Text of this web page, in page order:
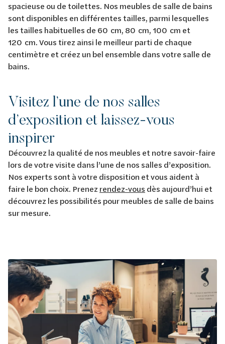
spacieuse ou de toilettes. Nos meubles de salle de bains
sont disponibles en différentes tailles, parmi lesquelles
les tailles habituelles de 60 cm, 80 cm, 100 cm et
120 cm. Vous tirez ainsi le meilleur parti de chaque
centimètre et créez un bel ensemble dans votre salle de
bains.
Visitez l’une de nos salles
d’exposition et laissez-vous
inspirer
Découvrez la qualité de nos meubles et notre savoir-faire
lors de votre visite dans l’une de nos salles d’exposition.
Nos experts sont à votre disposition et vous aident à
faire le bon choix. Prenez rendez-vous dès aujourd’hui et
découvrez les possibilités pour meubles de salle de bains
sur mesure.